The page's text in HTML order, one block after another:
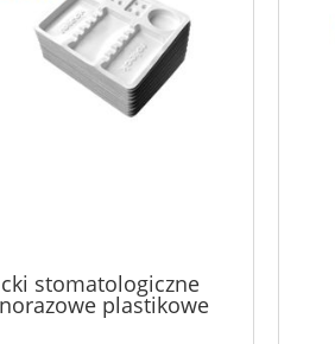
stomatologiczne
plastikowe
100szt Roteck